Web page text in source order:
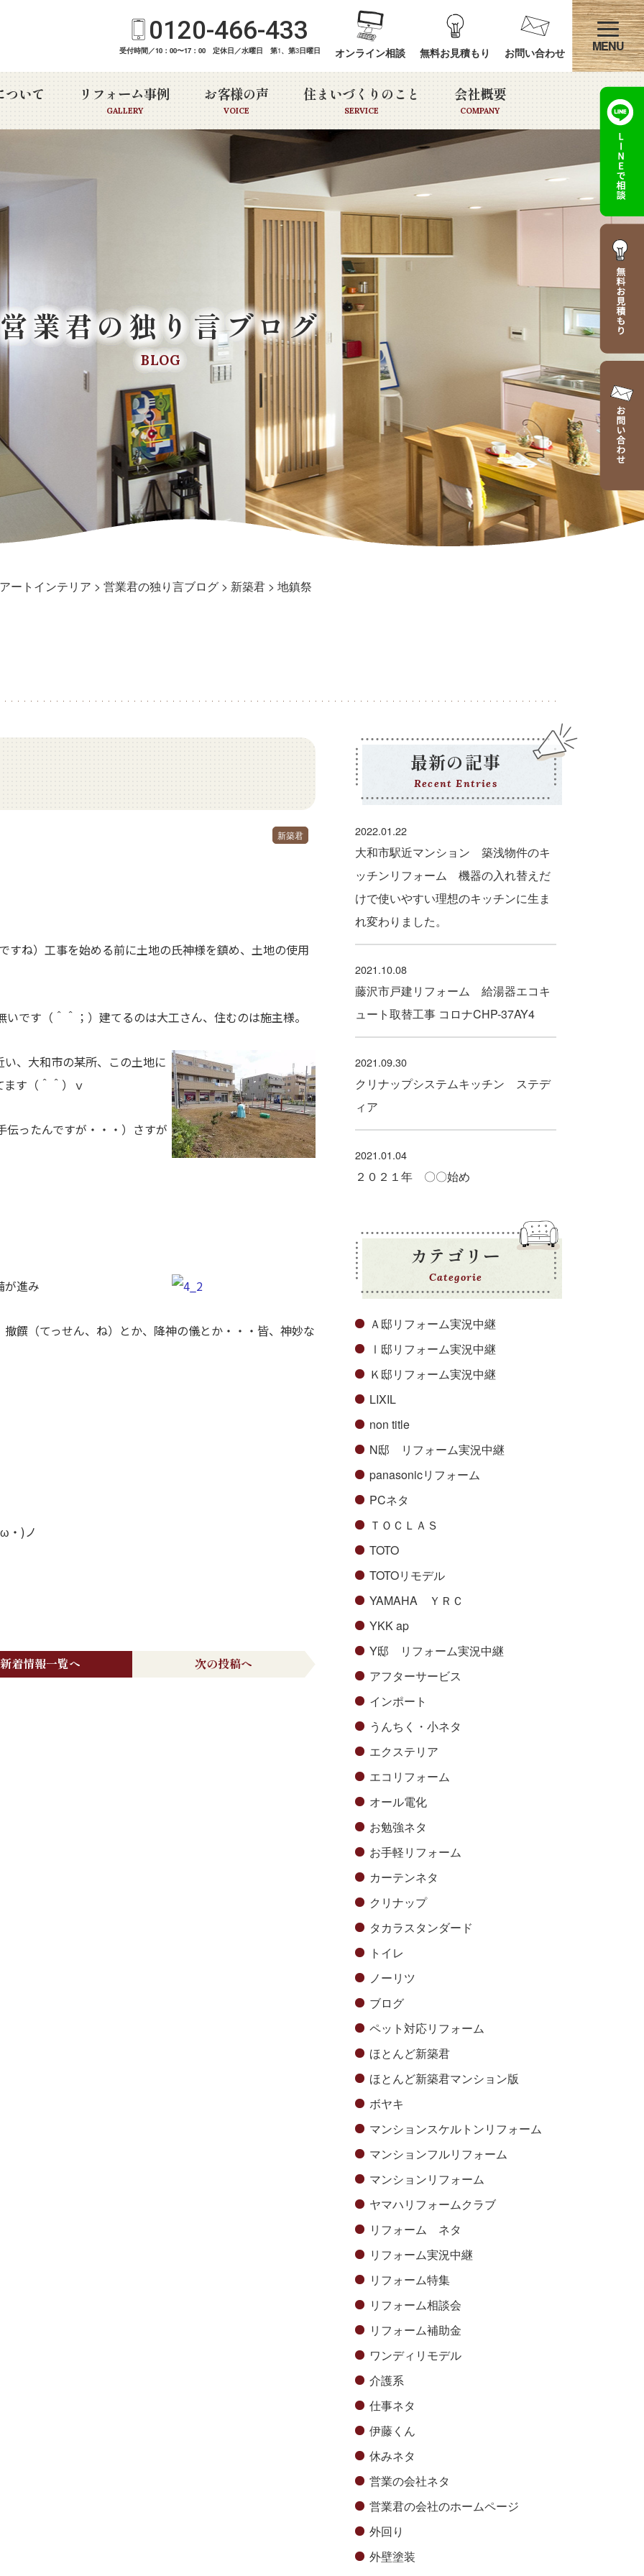
0120-466-433
受付時間／10：00〜17：00 定休日／水曜日 第1 、第3日曜日 オンライン相談 無料お見積もり お問い合わせ
ついて リフォーム事例
GALLERY
お客様の声
VOICE
住まいづくりのこと
SERVICE
会社概要
COMPANY
営業君の独り言ブログ
BLOG
ートインテリア > 営業君の独り言ブログ > 新築君 > 地鎮祭
新築君
ね）工事を始める前に土地の氏神様を鎮め、土地の使用
です（＾＾；）建てるのは大工さん、住むのは施主様。
、大和市の某所、この土地に
す（＾＾）ｖ
ったんですが・・・）さすが
進み
饌（てっせん、ね）とか、降神の儀とか・・・皆、神妙な
・)ノ
新着情報一覧へ 次の投稿へ
最新の記事
Recent Entries
2022.01.22
大和市駅近マンション 築浅物件のキ
ッチンリフォーム 機器の入れ替えだ
けで使いやすい理想のキッチンに生ま
れ変わりました。
2021.10.08
藤沢市戸建リフォーム 給湯器エコキ
ュート取替工事 コロナCHP-37AY4
2021.09.30
クリナップシステムキッチン ステデ
ィア
2021.01.04
２０２１年 〇〇始め
カテゴリー
Categorie
Ａ邸リフォーム実況中継
Ⅰ邸リフォーム実況中継
Ｋ邸リフォーム実況中継
LIXIL
non title
N邸 リフォーム実況中継
panasonicリフォーム
PCネタ
ＴＯＣＬＡＳ
TOTO
TOTOリモデル
YAMAHA ＹＲＣ
YKK ap
Y邸 リフォーム実況中継
アフターサービス
インポート
うんちく・小ネタ
エクステリア
エコリフォーム
オール電化
お勉強ネタ
お手軽リフォーム
カーテンネタ
クリナップ
タカラスタンダード
トイレ
ノーリツ
ブログ
ペット対応リフォーム
ほとんど新築君
ほとんど新築君マンション版
ボヤキ
マンションスケルトンリフォーム
マンションフルリフォーム
マンションリフォーム
ヤマハリフォームクラブ
リフォーム ネタ
リフォーム実況中継
リフォーム特集
リフォーム相談会
リフォーム補助金
ワンディリモデル
介護系
仕事ネタ
伊藤くん
休みネタ
営業の会社ネタ
営業君の会社のホームページ
外回り
外壁塗装